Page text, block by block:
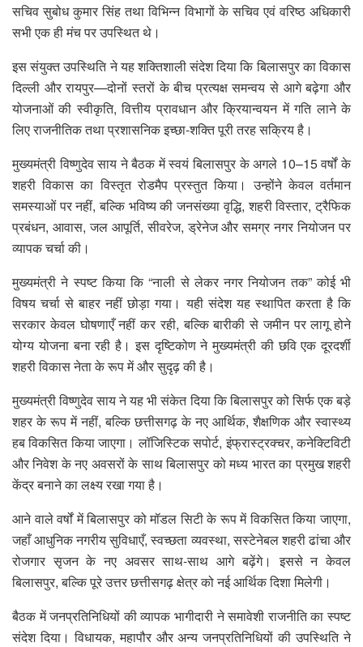
सचिव सुबोध कुमार सिंह तथा विभिन्न विभागों के सचिव एवं वरिष्ठ अधिकारी
सभी एक ही मंच पर उपस्थित थे।
इस संयुक्त उपस्थिति ने यह शक्तिशाली संदेश दिया कि बिलासपुर का विकास
दिल्ली और रायपुर—दोनों स्तरों के बीच प्रत्यक्ष समन्वय से आगे बढ़ेगा और
योजनाओं की स्वीकृति, वित्तीय प्रावधान और क्रियान्वयन में गति लाने के
लिए राजनीतिक तथा प्रशासनिक इच्छा-शक्ति पूरी तरह सक्रिय है।
मुख्यमंत्री विष्णुदेव साय ने बैठक में स्वयं बिलासपुर के अगले 10–15 वर्षों के
शहरी विकास का विस्तृत रोडमैप प्रस्तुत किया। उन्होंने केवल वर्तमान
समस्याओं पर नहीं, बल्कि भविष्य की जनसंख्या वृद्धि, शहरी विस्तार, ट्रैफिक
प्रबंधन, आवास, जल आपूर्ति, सीवरेज, ड्रेनेज और समग्र नगर नियोजन पर
व्यापक चर्चा की।
मुख्यमंत्री ने स्पष्ट किया कि “नाली से लेकर नगर नियोजन तक” कोई भी
विषय चर्चा से बाहर नहीं छोड़ा गया। यही संदेश यह स्थापित करता है कि
सरकार केवल घोषणाएँ नहीं कर रही, बल्कि बारीकी से जमीन पर लागू होने
योग्य योजना बना रही है। इस दृष्टिकोण ने मुख्यमंत्री की छवि एक दूरदर्शी
शहरी विकास नेता के रूप में और सुदृढ़ की है।
मुख्यमंत्री विष्णुदेव साय ने यह भी संकेत दिया कि बिलासपुर को सिर्फ एक बड़े
शहर के रूप में नहीं, बल्कि छत्तीसगढ़ के नए आर्थिक, शैक्षणिक और स्वास्थ्य
हब विकसित किया जाएगा। लॉजिस्टिक सपोर्ट, इंफ्रास्ट्रक्चर, कनेक्टिविटी
और निवेश के नए अवसरों के साथ बिलासपुर को मध्य भारत का प्रमुख शहरी
केंद्र बनाने का लक्ष्य रखा गया है।
आने वाले वर्षों में बिलासपुर को मॉडल सिटी के रूप में विकसित किया जाएगा,
जहाँ आधुनिक नगरीय सुविधाएँ, स्वच्छता व्यवस्था, सस्टेनेबल शहरी ढांचा और
रोजगार सृजन के नए अवसर साथ-साथ आगे बढ़ेंगे। इससे न केवल
बिलासपुर, बल्कि पूरे उत्तर छत्तीसगढ़ क्षेत्र को नई आर्थिक दिशा मिलेगी।
बैठक में जनप्रतिनिधियों की व्यापक भागीदारी ने समावेशी राजनीति का स्पष्ट
संदेश दिया। विधायक, महापौर और अन्य जनप्रतिनिधियों की उपस्थिति ने